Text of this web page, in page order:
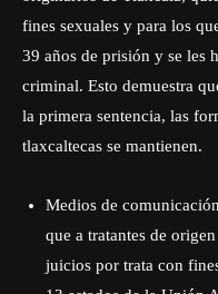
fines sexuales y para los
39 años de prisión y se les
criminal. Esto demuestra
la primera sentencia, las
tlaxcaltecas se mantienen.
Medios de
que a tratantes de
juicios por trata con